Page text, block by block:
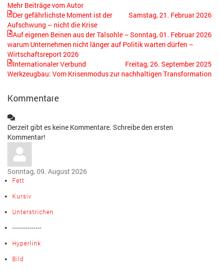
Mehr Beiträge vom Autor
Samstag, 21. Februar 2026
Der gefährlichste Moment ist der
Aufschwung – nicht die Krise
Sonntag, 01. Februar 2026
Auf eigenen Beinen aus der Talsohle –
warum Unternehmen nicht länger auf Politik warten dürfen –
Wirtschaftsreport 2026
Freitag, 26. September 2025
Internationaler Verbund
Werkzeugbau: Vom Krisenmodus zur nachhaltigen Transformation
Kommentare
Derzeit gibt es keine Kommentare. Schreibe den ersten
Kommentar!
Sonntag, 09. August 2026
Fett
Kursiv
Unterstrichen
---------------
Hyperlink
Bild